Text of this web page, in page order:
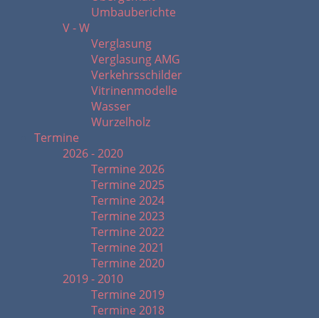
Umbauberichte
V - W
Verglasung
Verglasung AMG
Verkehrsschilder
Vitrinenmodelle
Wasser
Wurzelholz
Termine
2026 - 2020
Termine 2026
Termine 2025
Termine 2024
Termine 2023
Termine 2022
Termine 2021
Termine 2020
2019 - 2010
Termine 2019
Termine 2018